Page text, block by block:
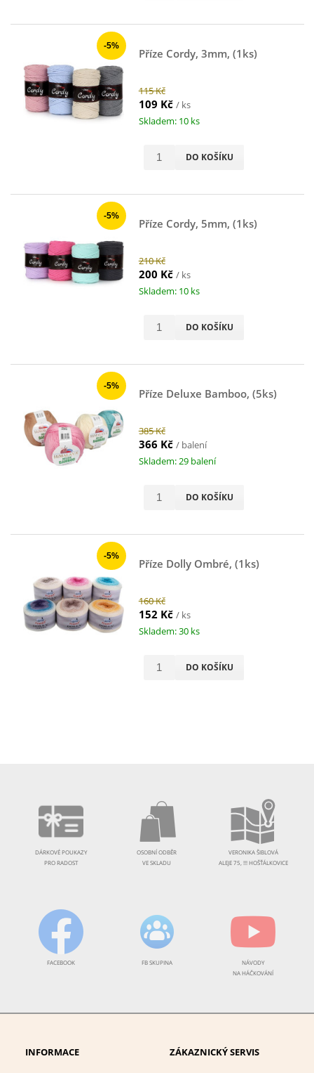
-5%
Příze Cordy, 3mm, (1ks)
115 Kč
109 Kč / ks
Skladem: 10 ks
DO KOŠÍKU
-5%
Příze Cordy, 5mm, (1ks)
210 Kč
200 Kč / ks
Skladem: 10 ks
DO KOŠÍKU
-5%
Příze Deluxe Bamboo, (5ks)
385 Kč
366 Kč / balení
Skladem: 29 balení
DO KOŠÍKU
-5%
Příze Dolly Ombré, (1ks)
160 Kč
152 Kč / ks
Skladem: 30 ks
DO KOŠÍKU
DÁRKOVÉ POUKAZY
PRO RADOST
OSOBNÍ ODBĚR
VE SKLADU
VERONIKA ŠIBLOVÁ
ALEJE 75, !!! HOŠŤÁLKOVICE
FACEBOOK FB SKUPINA
NÁVODY
NA HÁČKOVÁNÍ
INFORMACE
ZÁKAZNICKÝ SERVIS